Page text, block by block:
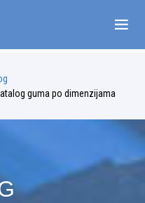
guma po dimenzijama